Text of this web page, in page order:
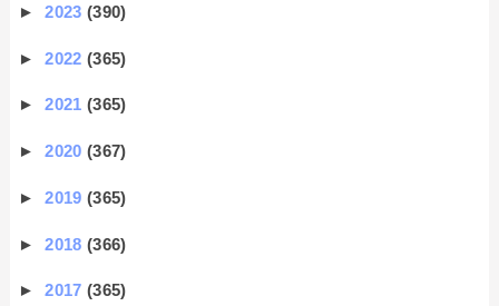
►2023(390)
►2022(365)
►2021(365)
►2020(367)
►2019(365)
►2018(366)
►2017(365)